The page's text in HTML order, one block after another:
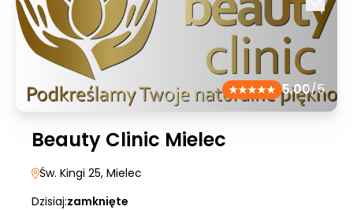
5.00/5
Beauty Clinic Mielec
Św. Kingi 25, Mielec
Dzisiaj:zamknięte